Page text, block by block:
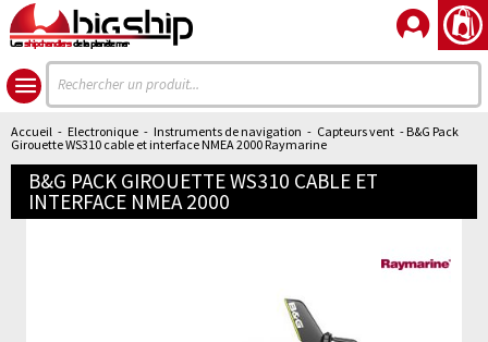
Lesshipchandlersde la planète mer
Accueil - Electronique - Instruments de navigation - Capteurs vent - B&G Pack
Girouette WS310 cable et interface NMEA 2000 Raymarine
B&G PACK GIROUETTE WS310 CABLE ET
INTERFACE NMEA 2000